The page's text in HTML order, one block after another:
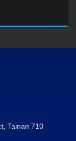
Tainan 710